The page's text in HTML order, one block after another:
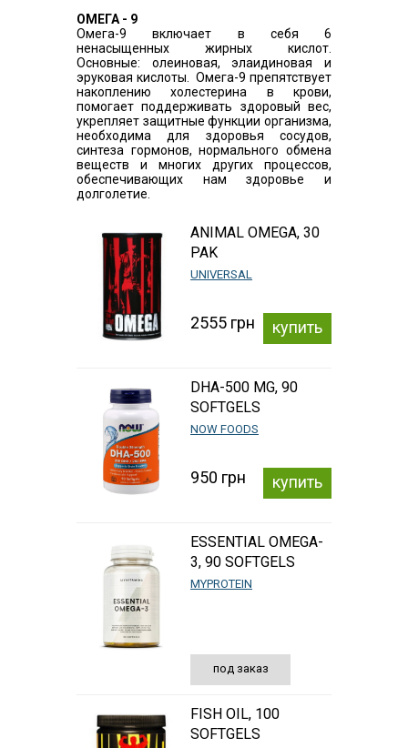
ОМЕГА - 9
Омега-9 включает в себя 6
ненасыщенных жирных кислот.
Основные: олеиновая, элаидиновая и
эруковая кислоты. Омега-9 препятствует
накоплению холестерина в крови,
помогает поддерживать здоровый вес,
укрепляет защитные функции организма,
необходима для здоровья сосудов,
синтеза гормонов, нормального обмена
веществ и многих других процессов,
обеспечивающих нам здоровье и
долголетие.
ANIMAL OMEGA, 30
PAK
UNIVERSAL
2555 грн купить
DHA-500 MG, 90
SOFTGELS
NOW FOODS
950 грн купить
ESSENTIAL OMEGA-
3, 90 SOFTGELS
MYPROTEIN
под заказ
FISH OIL, 100
SOFTGELS